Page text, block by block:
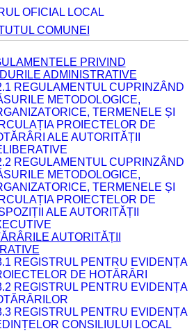
OFICIAL LOCAL
COMUNEI
PRIVIND
ADMINISTRATIVE
REGULAMENTUL CUPRINZÂND
METODOLOGICE,
TERMENELE ȘI
PROIECTELOR DE
ALE AUTORITĂȚII
REGULAMENTUL CUPRINZÂND
METODOLOGICE,
TERMENELE ȘI
PROIECTELOR DE
ALE AUTORITĂȚII
AUTORITĂȚII
REGISTRUL PENTRU EVIDENȚA
DE HOTĂRÂRI
REGISTRUL PENTRU EVIDENȚA
REGISTRUL PENTRU EVIDENȚA
CONSILIULUI LOCAL